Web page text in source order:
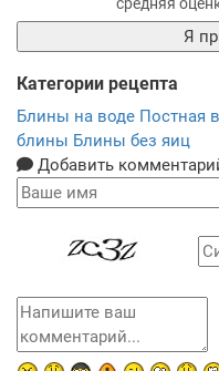
Я
Категории рецепта
Блины на воде Постная
блины Блины без яиц
Добавить